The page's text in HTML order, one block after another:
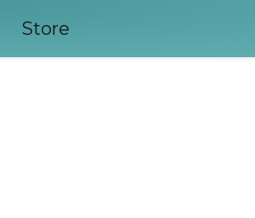
Store